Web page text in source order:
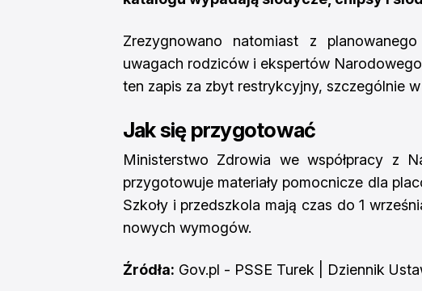
Zrezygnowano natomiast z
uwagach rodziców i ekspertów
ten zapis za zbyt restrykcyjny, szczególnie
Jak się przygotować
Ministerstwo Zdrowia we współpracy z
przygotowuje materiały pomocnicze dla
Szkoły i przedszkola mają czas do 1
nowych wymogów.
Źródła: Gov.pl - PSSE Turek Dziennik